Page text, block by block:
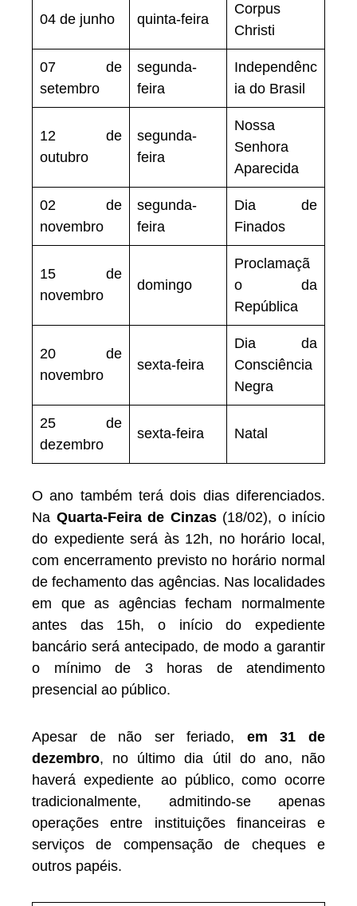
04 de junho quinta-feira
Corpus
Christi
07 de
setembro
segunda-
feira
Independênc
ia do Brasil
12 de
outubro
segunda-
feira
Nossa
Senhora
Aparecida
02 de
novembro
segunda-
feira
Dia de
Finados
15 de
novembro
domingo
Proclamaçã
o da
República
20 de
novembro
sexta-feira
Dia da
Consciência
Negra
25 de
dezembro
sexta-feira Natal
O ano também terá dois dias diferenciados.
Na Quarta-Feira de Cinzas(18/02), o início
do expediente será às 12h, no horário local,
com encerramento previsto no horário normal
de fechamento das agências. Nas localidades
em que as agências fecham normalmente
antes das 15h, o início do expediente
bancário será antecipado, de modo a garantir
o mínimo de 3 horas de atendimento
presencial ao público.
Apesar de não ser feriado, em 31 de
dezembro, no último dia útil do ano, não
haverá expediente ao público, como ocorre
tradicionalmente, admitindo-se apenas
operações entre instituições financeiras e
serviços de compensação de cheques e
outros papéis.